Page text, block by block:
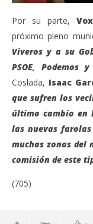
Por su parte,
próximo pleno
Viveros y a su
PSOE, Podemos
Coslada, Isaac
que sufren los
último cambio en
las nuevas
muchas zonas del
comisión de este
(705)